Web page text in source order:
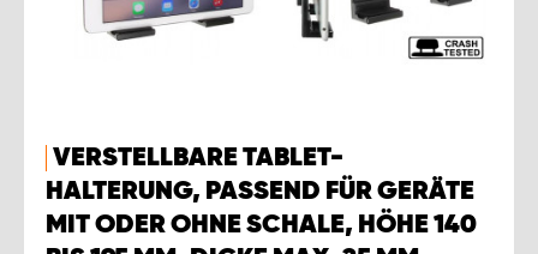
VERSTELLBARE TABLET-
HALTERUNG, PASSEND FÜR GERÄTE
MIT ODER OHNE SCHALE, HÖHE 140